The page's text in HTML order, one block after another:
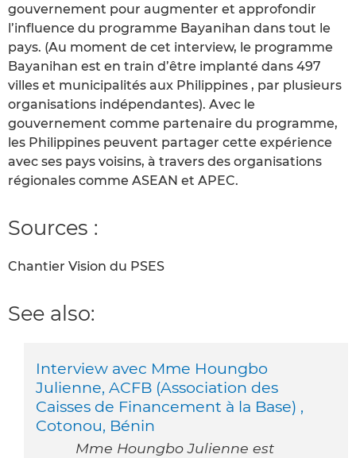
gouvernement pour augmenter et approfondir
l’influence du programme Bayanihan dans tout le
pays. (Au moment de cet interview, le programme
Bayanihan est en train d’être implanté dans 497
villes et municipalités aux Philippines , par plusieurs
organisations indépendantes). Avec le
gouvernement comme partenaire du programme,
les Philippines peuvent partager cette expérience
avec ses pays voisins, à travers des organisations
régionales comme ASEAN et APEC.
Sources :
Chantier Vision du PSES
See also:
Interview avec Mme Houngbo
Julienne, ACFB (Association des
Caisses de Financement à la Base) ,
Cotonou, Bénin
Mme Houngbo Julienne est